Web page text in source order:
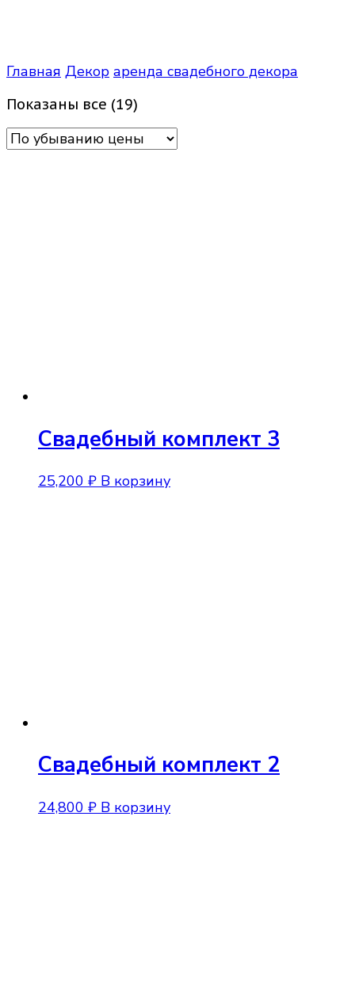
Главная Декор аренда свадебного декора
Показаны все (19)
убыванию
Свадебный комплект 3
25,200 ₽ В корзину
Свадебный комплект 2
24,800 ₽ В корзину